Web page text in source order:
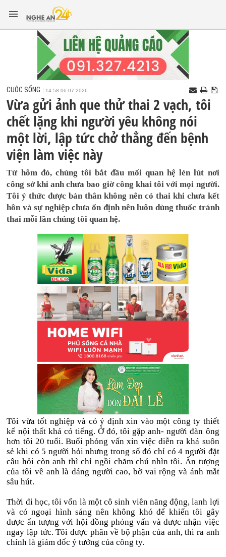
CUỘC SỐNG 14:58 06-07-2026
Vừa gửi ảnh que thử thai 2 vạch, tôi
chết lặng khi người yêu không nói
một lời, lập tức chở thẳng đến bệnh
viện làm việc này
Từ hôm đó, chúng tôi bắt đầu mối quan hệ lén lút nơi
công sở khi anh chưa bao giờ công khai tôi với mọi người.
Tôi ý thức được bản thân không nên có thai khi chưa kết
hôn và sự nghiệp chưa ổn định nên luôn dùng thuốc tránh
thai mỗi lần chúng tôi quan hệ.
Tôi vừa tốt nghiệp và có ý định xin vào một công ty thiết
kế nội thất khá có tiếng. Ở đó, tôi gặp anh- người đàn ông
hơn tôi 20 tuổi. Buổi phỏng vấn xin việc diễn ra khá suôn
sẻ khi có 5 người hỏi nhưng trong số đó chỉ có 4 người đặt
câu hỏi còn anh thì chỉ ngồi chăm chú nhìn tôi. Ấn tượng
của tôi về anh là dáng người cao, bờ vai rộng và ánh mắt
sâu hút.
Thời đi học, tôi vốn là một cô sinh viên năng động, lanh lợi
và có ngoại hình sáng nên không khó để khiến tôi gây
được ấn tượng với hội đồng phỏng vấn và được nhận việc
ngay lập tức. Tôi được phân về bộ phận của anh, thì ra anh
chính là giám đốc ý tưởng của công ty.